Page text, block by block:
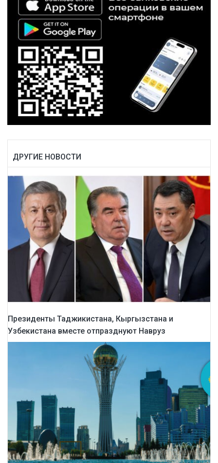
ДРУГИЕ НОВОСТИ
Президенты Таджикистана, Кыргызстана и
Узбекистана вместе отпразднуют Навруз